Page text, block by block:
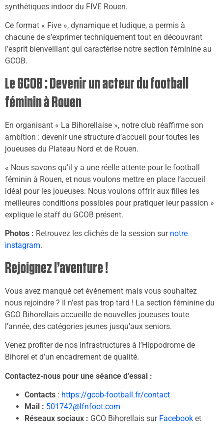
synthétiques indoor du FIVE Rouen.
Ce format « Five », dynamique et ludique, a permis à
chacune de s’exprimer techniquement tout en découvrant
l’esprit bienveillant qui caractérise notre section féminine au
GCOB.
Le GCOB : Devenir un acteur du football
féminin à Rouen
En organisant « La Bihorellaise », notre club réaffirme son
ambition : devenir une structure d’accueil pour toutes les
joueuses du Plateau Nord et de Rouen.
« Nous savons qu’il y a une réelle attente pour le football
féminin à Rouen, et nous voulons mettre en place l’accueil
idéal pour les joueuses. Nous voulons offrir aux filles les
meilleures conditions possibles pour pratiquer leur passion »
explique le staff du GCOB présent.
Photos : Retrouvez les clichés de la session sur notre
instagram.
Rejoignez l’aventure !
Vous avez manqué cet événement mais vous souhaitez
nous rejoindre ? Il n’est pas trop tard ! La section féminine du
GCO Bihorellais accueille de nouvelles joueuses toute
l’année, des catégories jeunes jusqu’aux seniors.
Venez profiter de nos infrastructures à l’Hippodrome de
Bihorel et d’un encadrement de qualité.
Contactez-nous pour une séance d’essai :
Contacts : https://gcob-football.fr/contact
Mail : 501742@lfnfoot.com
Réseaux sociaux : GCO Bihorellais sur Facebook et